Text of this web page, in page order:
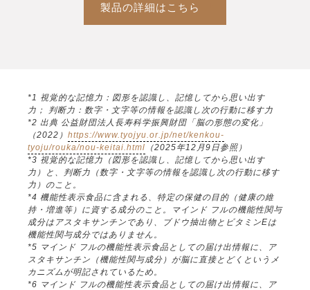
製品の詳細はこちら
*1 視覚的な記憶力：図形を認識し、記憶してから思い出す
力； 判断力：数字・文字等の情報を認識し次の行動に移す力
*2 出典 公益財団法人長寿科学振興財団「脳の形態の変化」
（2022） https://www.tyojyu.or.jp/net/kenkou-
tyoju/rouka/nou-keitai.html （2025年12月9日参照）
*3 視覚的な記憶力（図形を認識し、記憶してから思い出す
力）と、判断力（数字・文字等の情報を認識し次の行動に移す
力）のこと。
*4 機能性表示食品に含まれる、特定の保健の目的（健康の維
持・増進等）に資する成分のこと。マインド フルの機能性関与
成分はアスタキサンチンであり、ブドウ抽出物とビタミンEは
機能性関与成分ではありません。
*5 マインド フルの機能性表示食品としての届け出情報に、ア
スタキサンチン（機能性関与成分）が脳に直接とどくというメ
カニズムが明記されているため。
*6 マインド フルの機能性表示食品としての届け出情報に、ア